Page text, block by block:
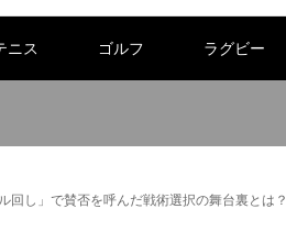
ニス ゴルフ ラグビー
回し」で賛否を呼んだ戦術選択の舞台裏とは？